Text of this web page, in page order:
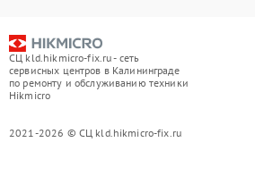
СЦ kld.hikmicro-fix.ru - сеть
сервисных центров в Калининграде
по ремонту и обслуживанию техники
Hikmicro
2021-2026 © СЦ kld.hikmicro-fix.ru